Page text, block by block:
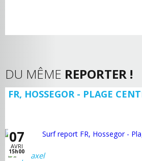
DU MÊME REPORTER !
FR, HOSSEGOR - PLAGE
07
AVRI
15h00
axel